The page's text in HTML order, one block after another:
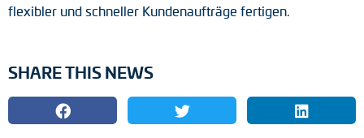
Zwischenflansche
Adapterwellen
flexibler und schneller Kundenaufträge fertigen.
SHARE THIS NEWS